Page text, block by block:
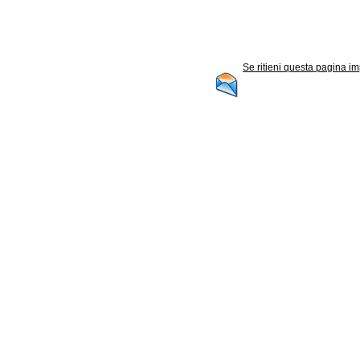
Se ritieni questa pagina